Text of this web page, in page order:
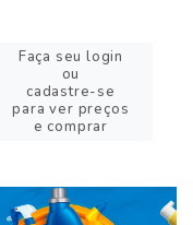
Faça seu login
ou
cadastre-se
para ver preços
e comprar